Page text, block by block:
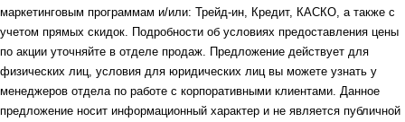
маркетинговым программам и/или: Трейд-ин, Кредит, КАСКО, а также с
учетом прямых скидок. Подробности об условиях предоставления цены
по акции уточняйте в отделе продаж. Предложение действует для
физических лиц, условия для юридических лиц вы можете узнать у
менеджеров отдела по работе с корпоративными клиентами. Данное
предложение носит информационный характер и не является публичной